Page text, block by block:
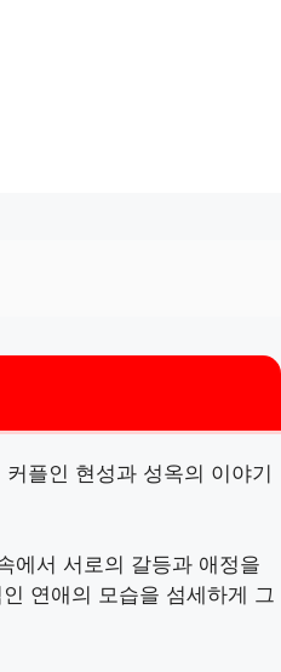
플인 현성과 성옥의 이야기
에서 서로의 갈등과 애정을
연애의 모습을 섬세하게 그